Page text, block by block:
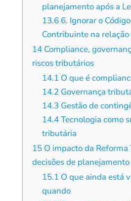
planejamento após a
13.6 6. Ignorar o
Contribuinte na relação
14 Compliance,
riscos tributários
14.1 O que é
14.2 Governança
14.3 Gestão de
14.4Tecnologia como
tributária
15 O impacto da
decisões de planejamento
15.1 O que ainda está
quando